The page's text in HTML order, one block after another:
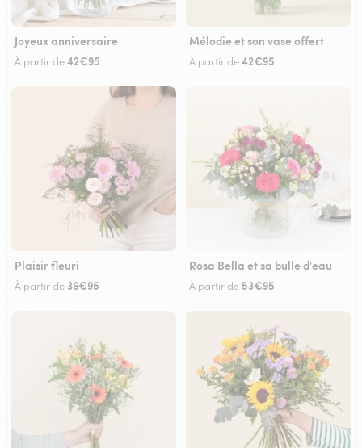
Joyeux anniversaire
À partir de42€95
Mélodie et son vase offert
À partir de42€95
Plaisir fleuri
À partir de 36€95
Rosa Bella et sa bulle d'eau
À partir de 53€95